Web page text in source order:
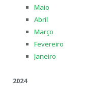
Maio
Abril
Março
Fevereiro
Janeiro
2024